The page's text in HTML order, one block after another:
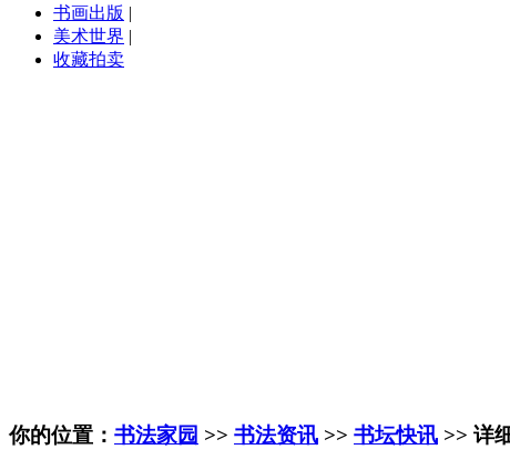
书画出版 |
美术世界 |
收藏拍卖
你的位置： 书法家园 >> 书法资讯 >> 书坛快讯 >> 详